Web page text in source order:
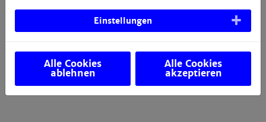
5. Antragsformular
Die Übernahme von OA-Publikationskosten wird über
Antragsformular für OA-Publikationskosten
Einstellungen
Alle Cookies
ablehnen
Alle Cookies
akzeptieren